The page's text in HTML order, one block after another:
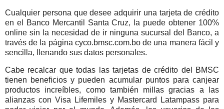
Cualquier persona que desee adquirir una tarjeta de crédito
en el Banco Mercantil Santa Cruz, la puede obtener 100%
online sin la necesidad de ir ninguna sucursal del Banco, a
través de la página cyco.bmsc.com.bo de una manera fácil y
sencilla, llenando sus datos personales.
Cabe recalcar que todas las tarjetas de crédito del BMSC
tienen beneficios y pueden acumular puntos para canjear
productos increíbles, como también millas gracias a las
alianzas con Visa Lifemiles y Mastercard Latampass para